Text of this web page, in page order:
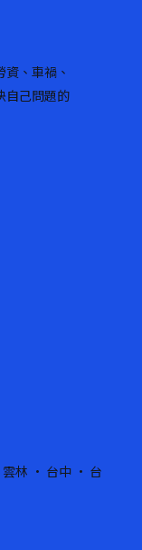
、車禍、
自己問題的
林 · 台中 · 台